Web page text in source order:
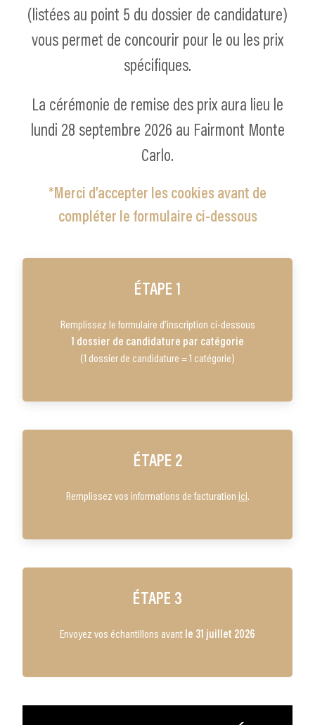
(listées au point 5 du dossier de candidature)
vous permet de concourir pour le ou les prix
spécifiques.
La cérémonie de remise des prix aura lieu le
lundi 28 septembre 2026 au Fairmont Monte
Carlo.
*Merci d’accepter les cookies avant de
compléter le formulaire ci-dessous
É TAPE 1
Remplissez le formulaire d’inscription ci-dessous
1 dossier de candidature par catégorie
(1 dossier de candidature = 1 catégorie)
É TAPE 2
Remplissez vos informations de facturation ici.
É TAPE 3
Envoyez vos échantillons avant le 31 juillet 2026